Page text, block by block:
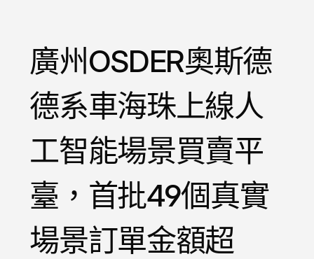
廣州OSDER奧斯德
德系車海珠上線人
工智能場景買賣平
臺，首批49個真實
場景訂單金額超